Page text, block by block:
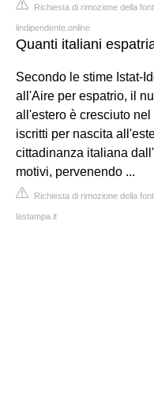
Richiesta di rimozione della
lindipendente.online
Quanti italiani
Secondo le stime Istat-
all'Aire per espatrio, il
all'estero è cresciuto
iscritti per nascita
cittadinanza italiana
motivi, pervenendo ...
Richiesta di rimozione della
lastampa.it